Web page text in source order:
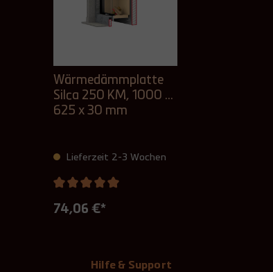
Wärmedämmplatte
Silca 250 KM, 1000 x
625 x 30 mm
Lieferzeit 2-3 Wochen
74,06 €*
Hilfe & Support